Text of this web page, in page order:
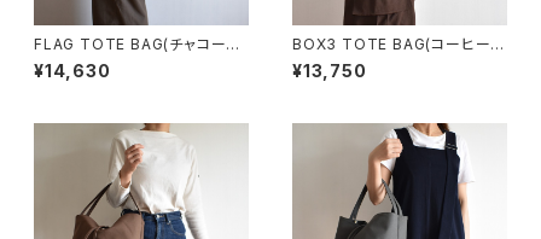
FLAG TOTE BAG(チャコール/
グレー)
¥14,630
BOX3 TOTE BAG(コーヒー/
ブラウン）
¥13,750